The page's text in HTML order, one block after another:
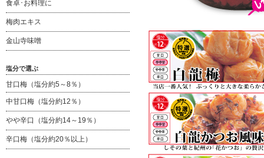
食卓･お料理に
梅肉エキス
金山寺味噌
塩分で選ぶ
甘口梅（塩分約5～8％）
中甘口梅（塩分約12％）
やや辛口（塩分約14～19％）
辛口梅（塩分約20％以上）